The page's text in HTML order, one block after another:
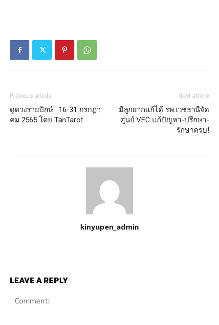
Previous article
ดูดวงรายปักษ์ : 16-31 กรกฏา
คม 2565 โดย TanTarot
Next article
มีลูกยากแก้ได้ รพ.เวชธานีจัด
ศูนย์ VFC แก้ปัญหา-ปรึกษา-
รักษาครบ!
kinyupen_admin
LEAVE A REPLY